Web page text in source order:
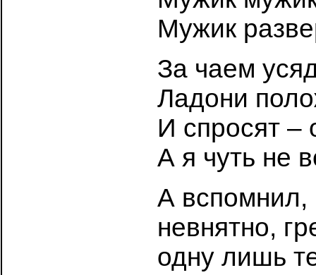
Мужик
За чаем
Ладони
И спросят –
А я чуть не
А вспомнил,
невнятно,
одну лишь